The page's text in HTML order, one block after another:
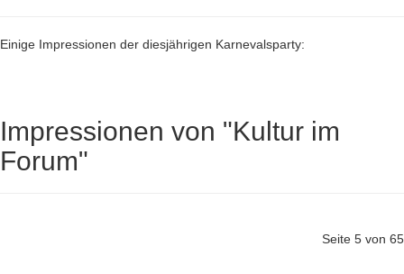
Einige Impressionen der diesjährigen Karnevalsparty:
Impressionen von "Kultur im
Forum"
Seite 5 von 65